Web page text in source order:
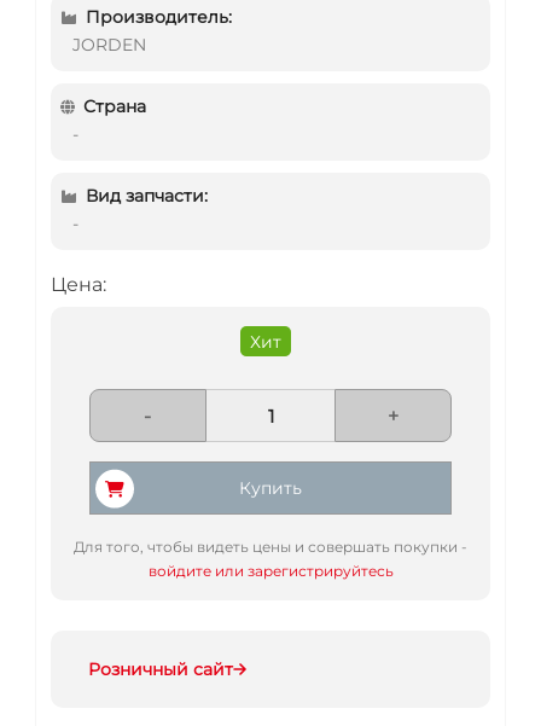
Производитель:
JORDEN
Страна
-
Вид запчасти:
-
Цена:
Хит
- +
Купить
Для того, чтобы видеть цены и совершать покупки -
войдите или зарегистрируйтесь
Розничный сайт